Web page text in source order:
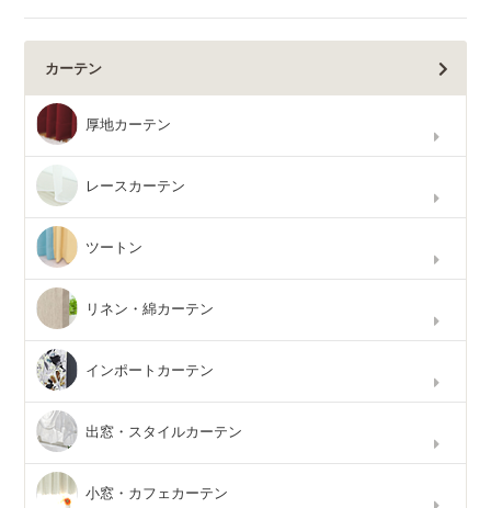
カーテン
厚地カーテン
レースカーテン
ツートン
リネン・綿カーテン
インポートカーテン
出窓・スタイルカーテン
小窓・カフェカーテン